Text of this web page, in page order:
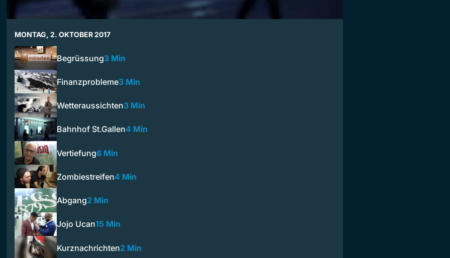
MONTAG, 2. OKTOBER 2017
Begrüssung3 Min
Finanzprobleme3 Min
Wetteraussichten3 Min
Bahnhof St.Gallen4 Min
Vertiefung6 Min
Zombiestreifen4 Min
Abgang2 Min
Jojo Ucan15 Min
Kurznachrichten2 Min